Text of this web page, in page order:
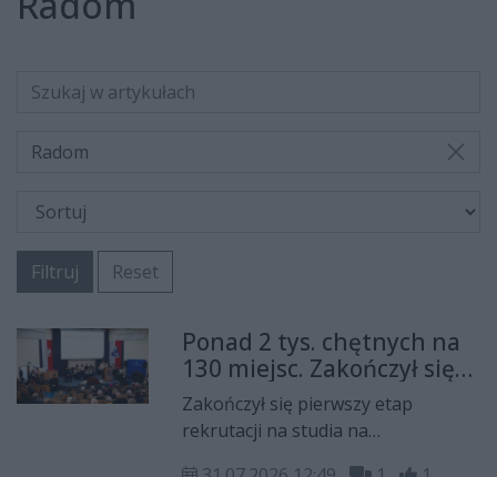
Radom
Filtruj Reset
Ponad 2 tys. chętnych na
130 miejsc. Zakończył się
pierwszy etap rekrutacji
na Uniwersytet Radomski
Zakończył się pierwszy etap
rekrutacji na studia na